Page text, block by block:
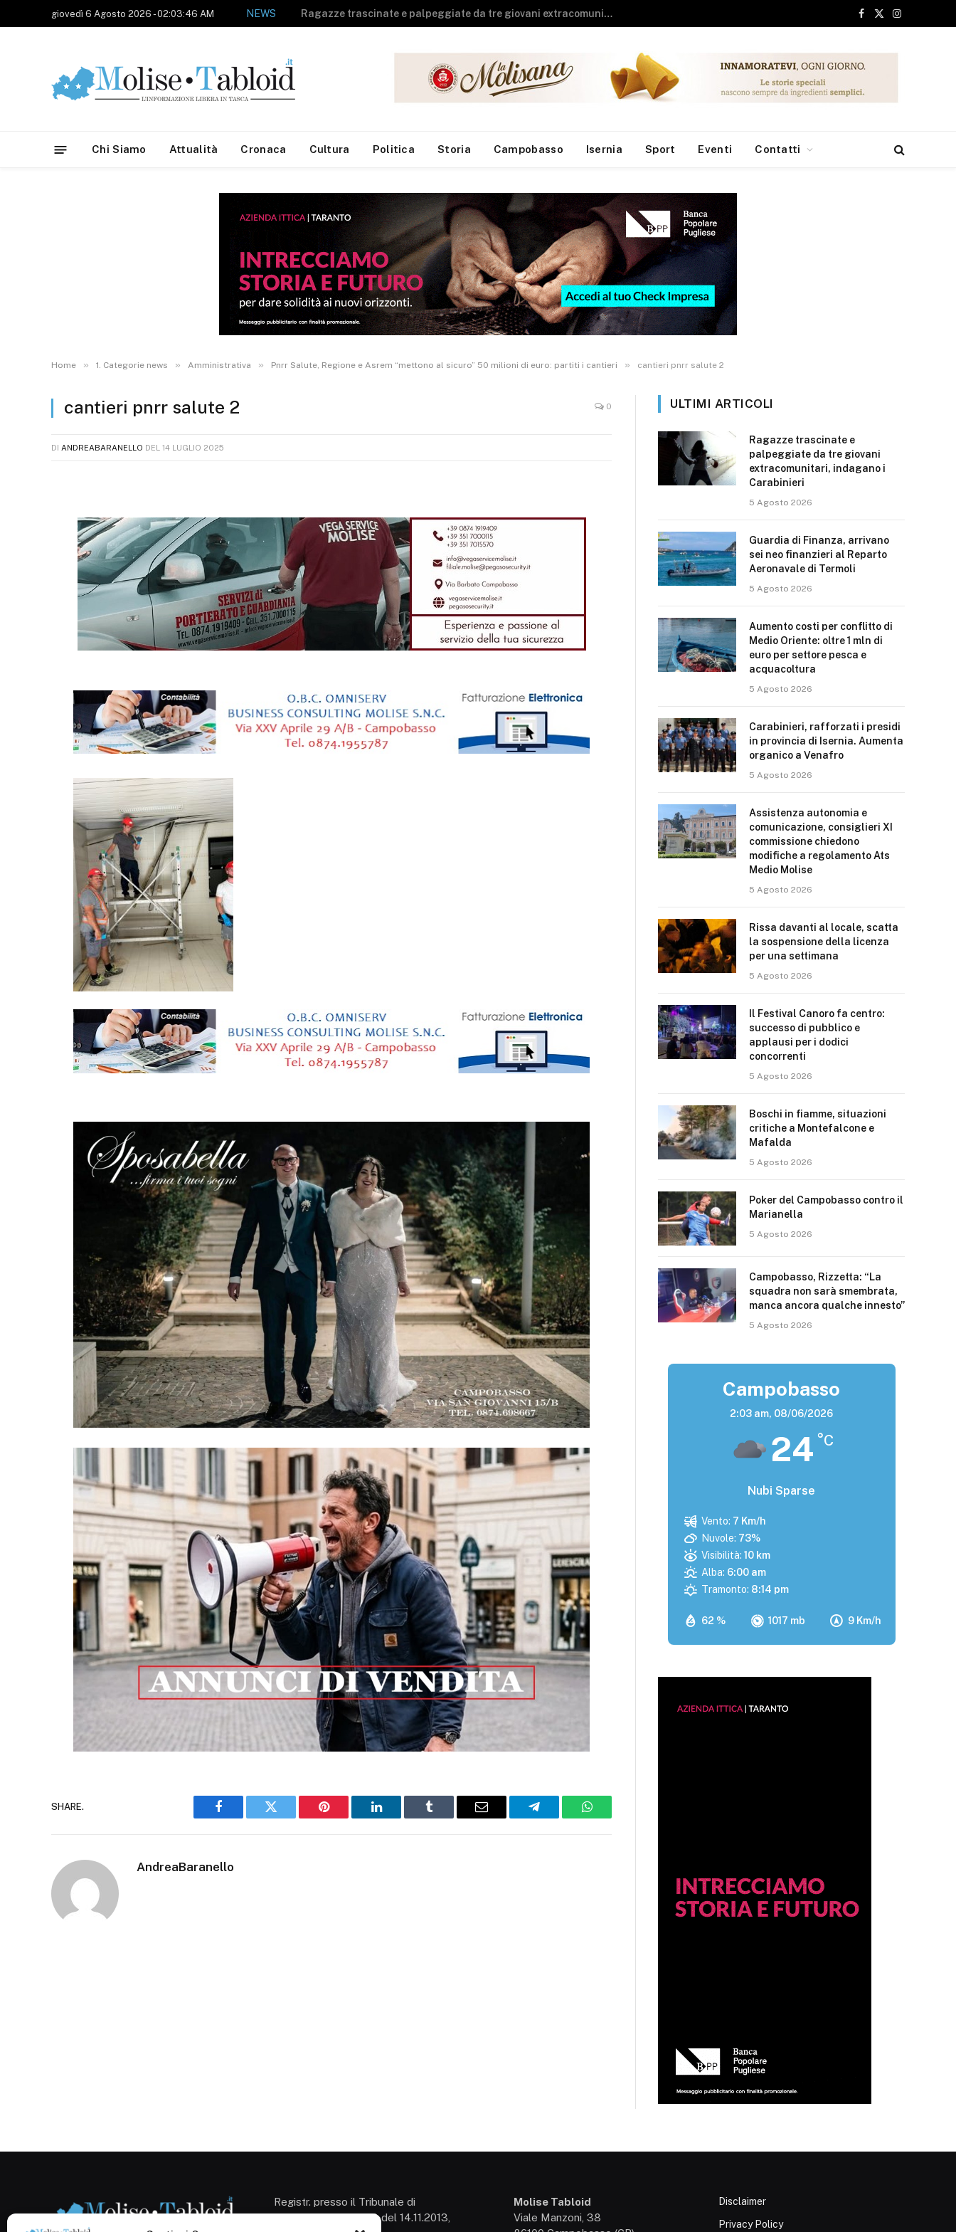
giovedì 6 Agosto 2026 - 02:03:46 AM NEWS Guardia di Finanza, arrivano sei neo finanzieri al Reparto Aeronavale di Termoli
Facebook
X
Instagram
Chi Siamo Attualità Cronaca Cultura Politica Storia Campobasso Isernia Sport Eventi Contatti
Home » 1. Categorie news » Amministrativa » Pnrr Salute, Regione e Asrem “mettono al sicuro” 50 milioni di euro: partiti i cantieri » cantieri pnrr salute 2
cantieri pnrr salute 2 0
DI ANDREABARANELLO DEL 14 LUGLIO 2025
SHARE.
Facebook Twitter Pinterest LinkedIn Tumblr Email Telegram WhatsApp
AndreaBaranello
ULTIMI ARTICOLI
Ragazze trascinate e
palpeggiate da tre giovani
extracomunitari, indagano i
Carabinieri
5 Agosto 2026
Guardia di Finanza, arrivano
sei neo finanzieri al Reparto
Aeronavale di Termoli
5 Agosto 2026
Aumento costi per conflitto di
Medio Oriente: oltre 1 mln di
euro per settore pesca e
acquacoltura
5 Agosto 2026
Carabinieri, rafforzati i presidi
in provincia di Isernia. Aumenta
organico a Venafro
5 Agosto 2026
Assistenza autonomia e
comunicazione, consiglieri XI
commissione chiedono
modifiche a regolamento Ats
Medio Molise
5 Agosto 2026
Rissa davanti al locale, scatta
la sospensione della licenza
per una settimana
5 Agosto 2026
Il Festival Canoro fa centro:
successo di pubblico e
applausi per i dodici
concorrenti
5 Agosto 2026
Boschi in fiamme, situazioni
critiche a Montefalcone e
Mafalda
5 Agosto 2026
Poker del Campobasso contro il
Marianella
5 Agosto 2026
Campobasso, Rizzetta: “La
squadra non sarà smembrata,
manca ancora qualche innesto”
5 Agosto 2026
Campobasso
2:03 am, 08/06/2026
24 °C
Nubi Sparse
62 % 1017 mb 9 Km/h
Vento: 7 Km/h
Nuvole: 73%
Visibilità: 10 km
Alba: 6:00 am
Tramonto: 8:14 pm
Registr. presso il Tribunale di
Campobasso: 3/2013 del 14.11.2013,
Molise Tabloid
Viale Manzoni, 38
Disclaimer
Privacy Policy